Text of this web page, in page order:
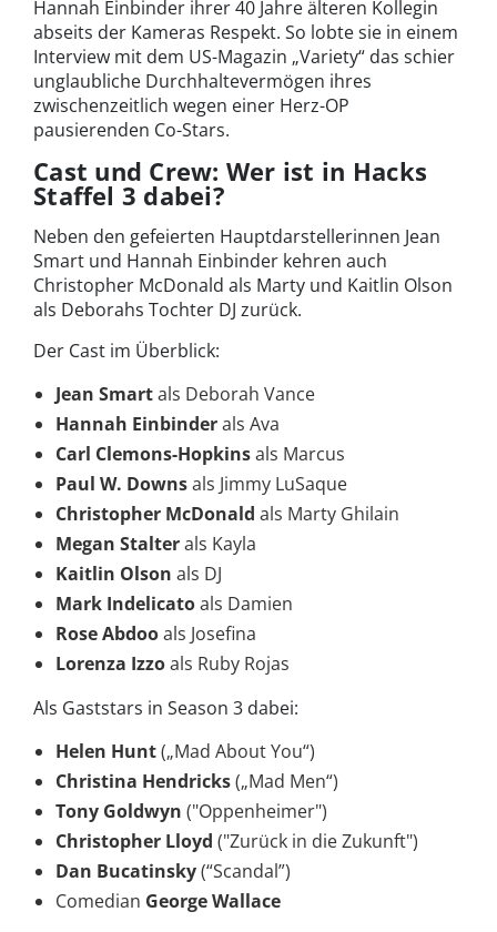
Hannah Einbinder ihrer 40 Jahre älteren Kollegin
abseits der Kameras Respekt. So lobte sie in einem
Interview mit dem US-Magazin „Variety“ das schier
unglaubliche Durchhaltevermögen ihres
zwischenzeitlich wegen einer Herz-OP
pausierenden Co-Stars.
Cast und Crew: Wer ist in Hacks
Staffel 3 dabei?
Neben den gefeierten Hauptdarstellerinnen Jean
Smart und Hannah Einbinder kehren auch
Christopher McDonald als Marty und Kaitlin Olson
als Deborahs Tochter DJ zurück.
Der Cast im Überblick:
Jean Smartals Deborah Vance
Hannah Einbinderals Ava
Carl Clemons-Hopkinsals Marcus
Paul W. Downsals Jimmy LuSaque
Christopher McDonald als Marty Ghilain
Megan Stalterals Kayla
Kaitlin Olson als DJ
Mark Indelicatoals Damien
Rose Abdooals Josefina
Lorenza Izzoals Ruby Rojas
Als Gaststars in Season 3 dabei:
Helen Hunt(„Mad About You“)
Christina Hendricks(„Mad Men“)
Tony Goldwyn ("Oppenheimer")
Christopher Lloyd ("Zurück in die Zukunft")
Dan Bucatinsky(“Scandal”)
Comedian George Wallace